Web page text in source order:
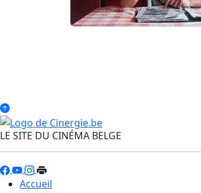
LE SITE DU CINÉMA BELGE
Accueil